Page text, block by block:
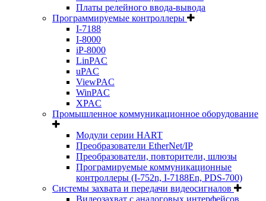
Платы релейного ввода-вывода
Программируемые контроллеры
I-7188
I-8000
iP-8000
LinPAC
uPAC
ViewPAC
WinPAC
XPAC
Промышленное коммуникационное оборудование
Модули серии HART
Преобразователи EtherNet/IP
Преобразователи, повторители, шлюзы
Програмируемые коммуникационные
контроллеры (I-752n, I-7188En, PDS-700)
Системы захвата и передачи видеосигналов
Видеозахват с аналоговых интерфейсов